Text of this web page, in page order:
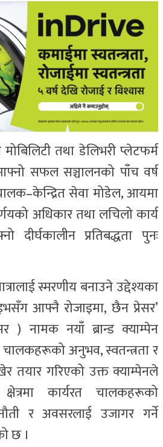
मोबिलिटी तथा डेलिभरी प्लेटफर्म
सफल सञ्चालनको पाँच वर्ष
सेवा मोडेल, आयमा
अधिकार तथा लचिलो कार्य
दीर्घकालीन प्रतिबद्धता पुनः
स्मरणीय बनाउने उद्देश्यका
आफ्नै रोजाइमा, छैन प्रेसर’
) नामक नयाँ ब्रान्ड क्याम्पेन
अनुभव, स्वतन्त्रता र
तयार गरिएको उक्त क्याम्पेनले
कार्यरत चालकहरूको
र अवसरलाई उजागर गर्ने
छ ।